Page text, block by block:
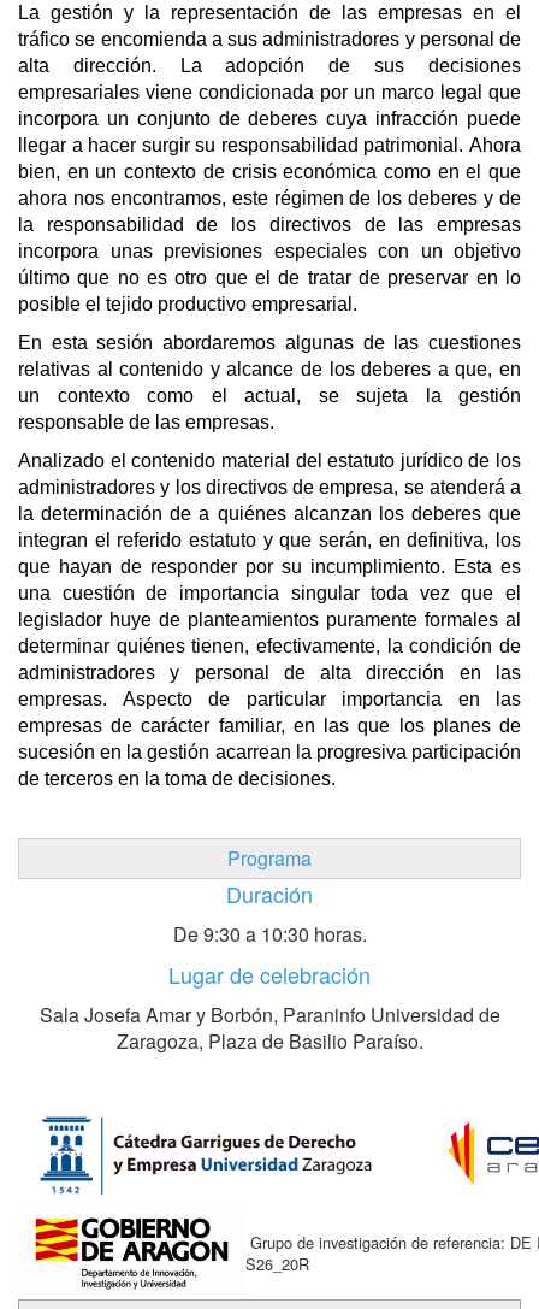
La gestión y la representación de las empresas en el
tráfico se encomienda a sus administradores y personal de
alta dirección. La adopción de sus decisiones
empresariales viene condicionada por un marco legal que
incorpora un conjunto de deberes cuya infracción puede
llegar a hacer surgir su responsabilidad patrimonial. Ahora
bien, en un contexto de crisis económica como en el que
ahora nos encontramos, este régimen de los deberes y de
la responsabilidad de los directivos de las empresas
incorpora unas previsiones especiales con un objetivo
último que no es otro que el de tratar de preservar en lo
posible el tejido productivo empresarial.
En esta sesión abordaremos algunas de las cuestiones
relativas al contenido y alcance de los deberes a que, en
un contexto como el actual, se sujeta la gestión
responsable de las empresas.
Analizado el contenido material del estatuto jurídico de los
administradores y los directivos de empresa, se atenderá a
la determinación de a quiénes alcanzan los deberes que
integran el referido estatuto y que serán, en definitiva, los
que hayan de responder por su incumplimiento. Esta es
una cuestión de importancia singular toda vez que el
legislador huye de planteamientos puramente formales al
determinar quiénes tienen, efectivamente, la condición de
administradores y personal de alta dirección en las
empresas. Aspecto de particular importancia en las
empresas de carácter familiar, en las que los planes de
sucesión en la gestión acarrean la progresiva participación
de terceros en la toma de decisiones.
Programa
Duración
De 9:30 a 10:30 horas.
Lugar de celebración
Sala Josefa Amar y Borbón, Paraninfo Universidad de
Zaragoza, Plaza de Basilio Paraíso.
Grupo de investigación de referencia: DE
S26_20R